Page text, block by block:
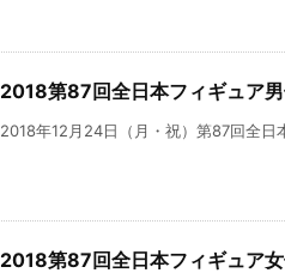
2018第87回全日本フィギュア男
2018年12月24日（月・祝）第87回全
2018第87回全日本フィギュア女